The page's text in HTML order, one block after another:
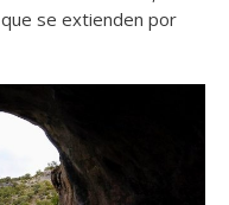
que se extienden por